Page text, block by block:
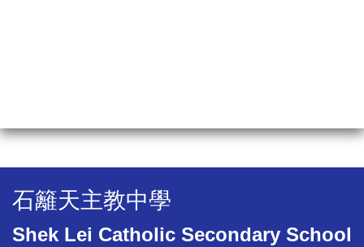
石籬天主教中學
Shek Lei Catholic Secondary School